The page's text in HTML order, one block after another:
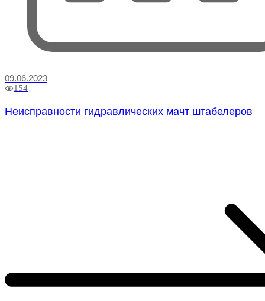
09.06.2023
154
Неисправности гидравлических мачт штабелеров